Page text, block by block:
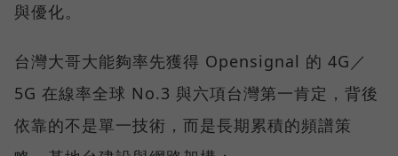
與優化。
台灣大哥大能夠率先獲得 Opensignal 的 4G／
5G 在線率全球 No.3 與六項台灣第一肯定，背後
依靠的不是單一技術，而是長期累積的頻譜策